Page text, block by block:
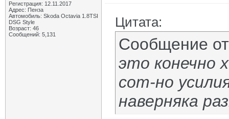
Регистрация: 12.11.2017
Адрес: Пенза
Автомобиль: Skoda Octavia 1.8TSI
DSG Style
Возраст: 46
Сообщений: 5,131
Цитата:
Сообщение
это конечно
сот-но
наверняка